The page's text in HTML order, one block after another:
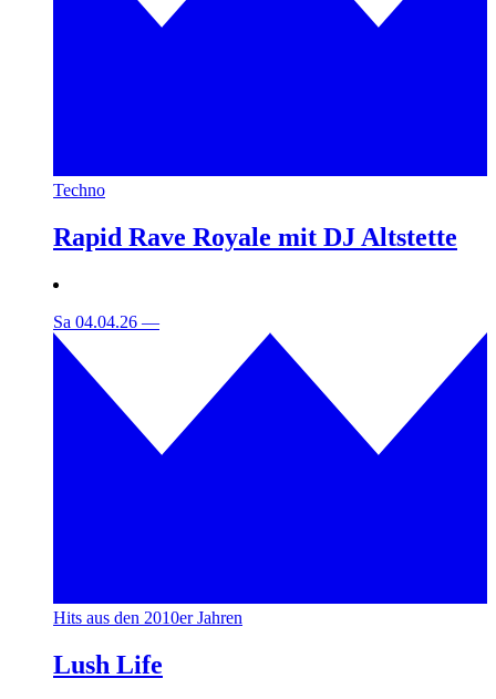
Techno
Rapid Rave Royale mit DJ Altstette
Sa 04.04.26 —
Hits aus den 2010er Jahren
Lush Life